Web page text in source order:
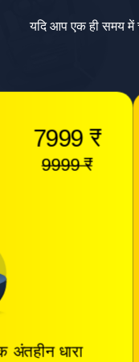
यदि आप एक ही समय में
7999 ₹
9999 ₹
अंतहीन धारा